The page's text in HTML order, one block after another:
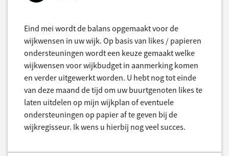
Eind mei wordt de balans opgemaakt voor de
wijkwensen in uw wijk. Op basis van likes / papieren
ondersteuningen wordt een keuze gemaakt welke
wijkwensen voor wijkbudget in aanmerking komen
en verder uitgewerkt worden. U hebt nog tot einde
van deze maand de tijd om uw buurtgenoten likes te
laten uitdelen op mijn wijkplan of eventuele
ondersteuningen op papier af te geven bij de
wijkregisseur. Ik wens u hierbij nog veel succes.